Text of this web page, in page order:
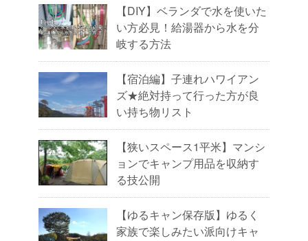
【DIY】ベランダで水を使いた
い方必見！給湯器から水を分
岐する方法
【宿泊編】子連れハワイアン
ズ★絶対持って行った方が良
い持ち物リスト
【狭いスペース1平米】マンシ
ョンでキャンプ用品を収納す
る技公開
【ゆるキャン保存版】ゆるく
家族で楽しみたい派向けキャ